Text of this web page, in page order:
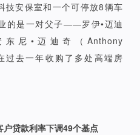
技安保室和一个可停放8辆车
的是一对父子——罗伊•迈迪
尼•迈迪奇（Anthony
过去一年收购了多处高端房
贷款利率下调49个基点